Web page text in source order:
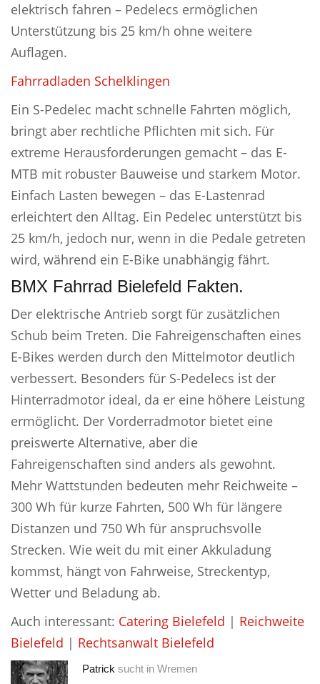
elektrisch fahren – Pedelecs ermöglichen
Unterstützung bis 25 km/h ohne weitere
Auflagen.
Fahrradladen Schelklingen
Ein S-Pedelec macht schnelle Fahrten möglich,
bringt aber rechtliche Pflichten mit sich. Für
extreme Herausforderungen gemacht – das E-
MTB mit robuster Bauweise und starkem Motor.
Einfach Lasten bewegen – das E-Lastenrad
erleichtert den Alltag. Ein Pedelec unterstützt bis
25 km/h, jedoch nur, wenn in die Pedale getreten
wird, während ein E-Bike unabhängig fährt.
BMX Fahrrad Bielefeld Fakten.
Der elektrische Antrieb sorgt für zusätzlichen
Schub beim Treten. Die Fahreigenschaften eines
E-Bikes werden durch den Mittelmotor deutlich
verbessert. Besonders für S-Pedelecs ist der
Hinterradmotor ideal, da er eine höhere Leistung
ermöglicht. Der Vorderradmotor bietet eine
preiswerte Alternative, aber die
Fahreigenschaften sind anders als gewohnt.
Mehr Wattstunden bedeuten mehr Reichweite –
300 Wh für kurze Fahrten, 500 Wh für längere
Distanzen und 750 Wh für anspruchsvolle
Strecken. Wie weit du mit einer Akkuladung
kommst, hängt von Fahrweise, Streckentyp,
Wetter und Beladung ab.
Auch interessant: Catering Bielefeld | Reichweite
Bielefeld | Rechtsanwalt Bielefeld
Patrick sucht in Wremen